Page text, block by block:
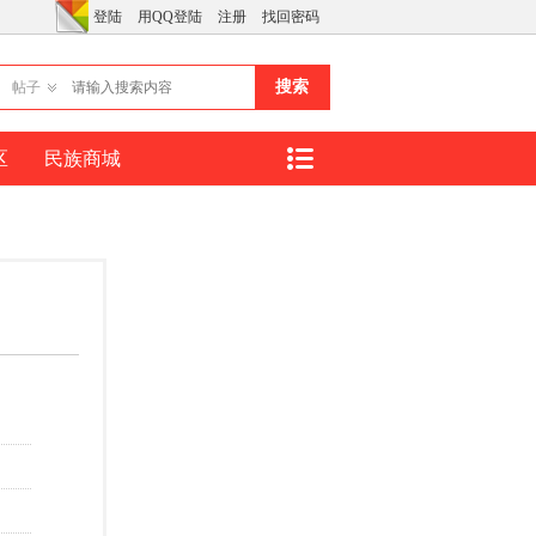
登陆 用QQ登陆 注册 找回密码
帖子 搜索
民族商城